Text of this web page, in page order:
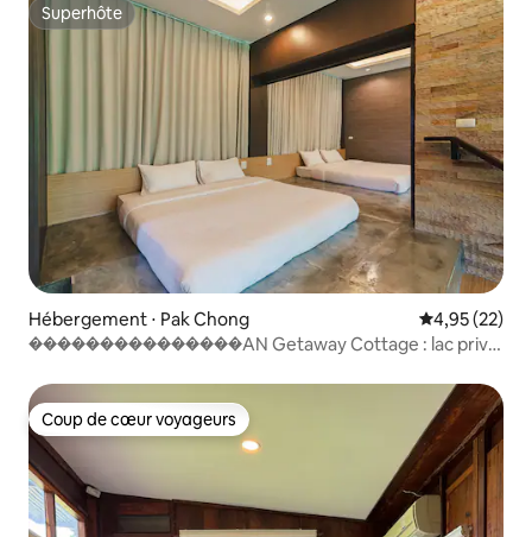
Superhôte
Superhôte
Hébergement ⋅ Pak Chong Évaluation
4,95 (22)
���������������AN Getaway Cottage : lac privé,
Coup de cœur voyageurs
Coup de cœur voyageurs